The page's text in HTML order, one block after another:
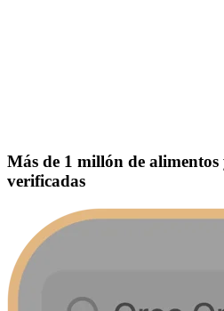
Más de 1 millón de alimentos
verificadas